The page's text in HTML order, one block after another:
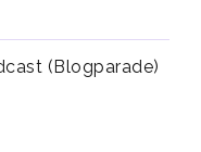
(Blogparade)